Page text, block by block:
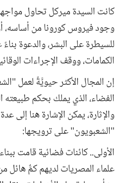
كانت السيدة ميركل تحاول
وجود فيروس كورونا من أساسه،
للسيطرة على البشر، والدعوة
الكمامات، ووقف الإجراءات
إن المجال الأكثر حيويَّةً لعمل
الفضاء، الذي يملك بحكم
والإثارة، يمكن الإشارة هنا إلى
"الشعبويون" على ترويجها:
الأولى.. كائنات فضائية قامت
علماء المصريات لديهم كمٌّ هائل